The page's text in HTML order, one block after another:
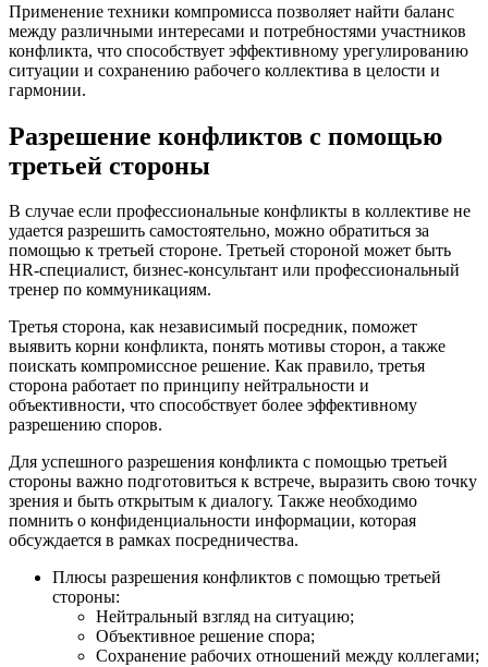
Применение техники компромисса позволяет найти баланс
между различными интересами и потребностями участников
конфликта, что способствует эффективному урегулированию
ситуации и сохранению рабочего коллектива в целости и
гармонии.
Разрешение конфликтов с помощью
третьей стороны
В случае если профессиональные конфликты в коллективе не
удается разрешить самостоятельно, можно обратиться за
помощью к третьей стороне. Третьей стороной может быть
HR-специалист, бизнес-консультант или профессиональный
тренер по коммуникациям.
Третья сторона, как независимый посредник, поможет
выявить корни конфликта, понять мотивы сторон, а также
поискать компромиссное решение. Как правило, третья
сторона работает по принципу нейтральности и
объективности, что способствует более эффективному
разрешению споров.
Для успешного разрешения конфликта с помощью третьей
стороны важно подготовиться к встрече, выразить свою точку
зрения и быть открытым к диалогу. Также необходимо
помнить о конфиденциальности информации, которая
обсуждается в рамках посредничества.
Плюсы разрешения конфликтов с помощью третьей
стороны:
Нейтральный взгляд на ситуацию;
Объективное решение спора;
Сохранение рабочих отношений между коллегами;